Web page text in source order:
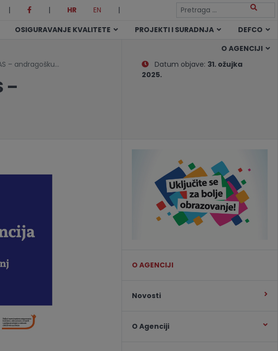
| | HR EN
|
OSIGURAVANJE KVALITETE PROJEKTI I SURADNJA
DEFCO
O AGENCIJI
– andragošku…
–
Datum objave: 31. ožujka
2025.
O AGENCIJI
Novosti
O Agenciji